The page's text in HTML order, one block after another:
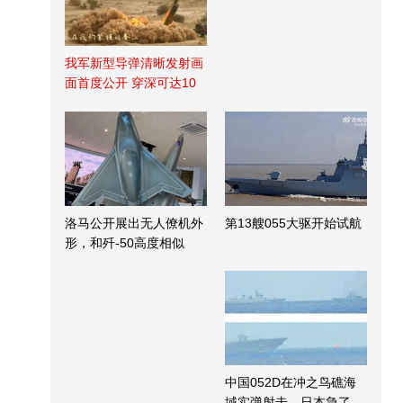
我军新型导弹清晰发射画
面首度公开 穿深可达10
洛马公开展出无人僚机外
形，和歼-50高度相似
第13艘055大驱开始试航
中国052D在冲之鸟礁海